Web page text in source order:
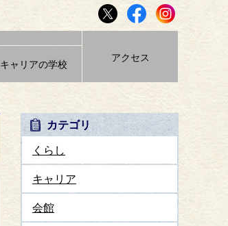
キャリアの学校
アクセス
カテゴリ
くらし
キャリア
会館